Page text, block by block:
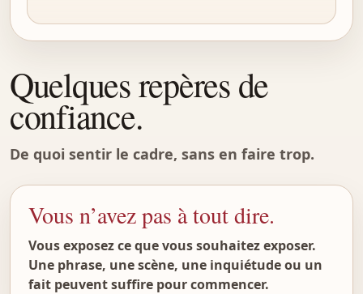
Quelques repères de
confiance.
De quoi sentir le cadre, sans en faire trop.
Vous n’avez pas à tout dire.
Vous exposez ce que vous souhaitez exposer.
Une phrase, une scène, une inquiétude ou un
fait peuvent suffire pour commencer.